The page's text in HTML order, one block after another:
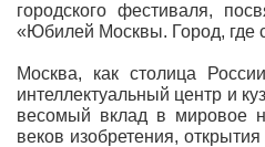
городского фестиваля,
«Юбилей Москвы. Город, где
Москва, как столица
интеллектуальный центр и
весомый вклад в мировое
веков изобретения,